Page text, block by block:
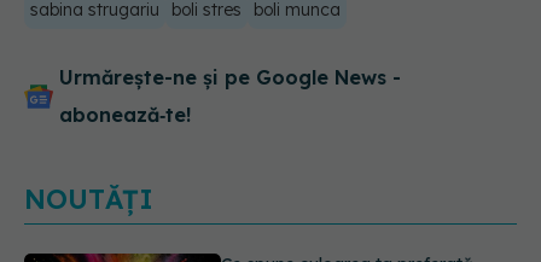
sabina strugariu
boli stres boli munca
Urmărește-ne și pe Google News -
abonează‑te!
NOUTĂȚI